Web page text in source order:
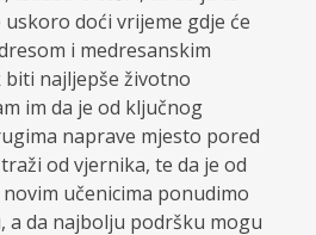
doći vrijeme gdje će
i medresanskim
biti najljepše životno
im da je od ključnog
naprave mjesto pored
od vjernika, te da je od
učenicima ponudimo
da najbolju podršku mogu